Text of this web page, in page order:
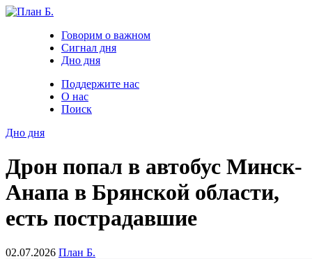
Говорим о важном
Сигнал дня
Дно дня
Поддержите нас
О нас
Поиск
Дно дня
Дрон попал в автобус Минск-
Анапа в Брянской области,
есть пострадавшие
02.07.2026 План Б.